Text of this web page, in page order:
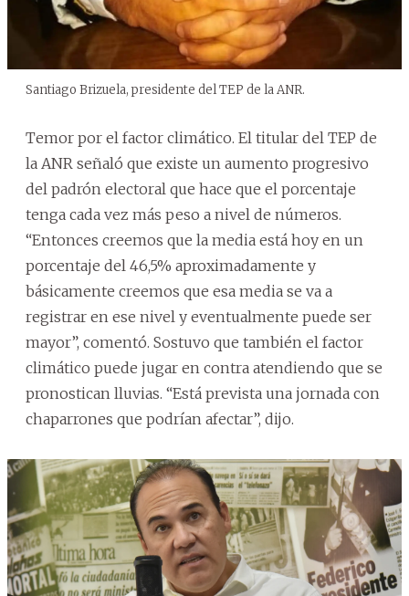
Santiago Brizuela, presidente del TEP de la ANR.
Temor por el factor climático. El titular del TEP de
la ANR señaló que existe un aumento progresivo
del padrón electoral que hace que el porcentaje
tenga cada vez más peso a nivel de números.
“Entonces creemos que la media está hoy en un
porcentaje del 46,5% aproximadamente y
básicamente creemos que esa media se va a
registrar en ese nivel y eventualmente puede ser
mayor”, comentó. Sostuvo que también el factor
climático puede jugar en contra atendiendo que se
pronostican lluvias. “Está prevista una jornada con
chaparrones que podrían afectar”, dijo.